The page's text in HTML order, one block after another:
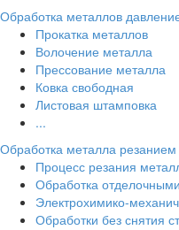
Обработка металлов
Прокатка металлов
Волочение металла
Прессование металла
Ковка свободная
Листовая штамповка
...
Обработка металла резанием
Процесс резания
Обработка
Электрохимико-
Обработки без снятия